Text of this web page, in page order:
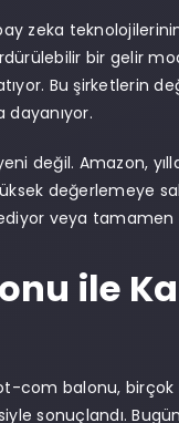
zeka
bir gelir
Bu şirketlerin
dayanıyor.
değil. Amazon,
değerlemeye
veya
ile
com balonu,
sonuçlandı.